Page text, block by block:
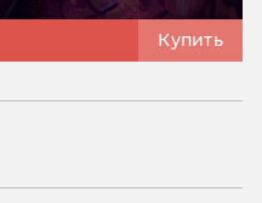
Купить